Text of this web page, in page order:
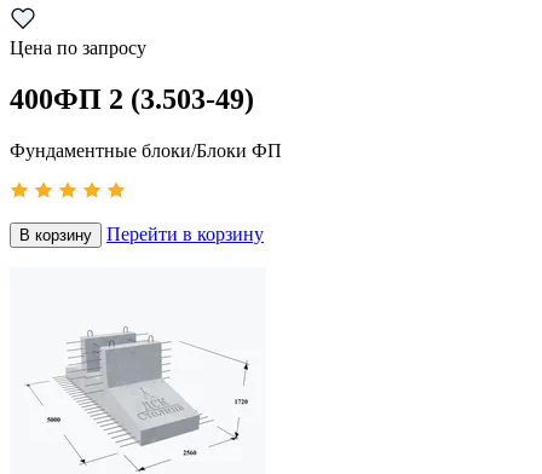
Цена по запросу
400ФП 2 (3.503-49)
Фундаментные блоки/Блоки ФП
В корзину Перейти в корзину